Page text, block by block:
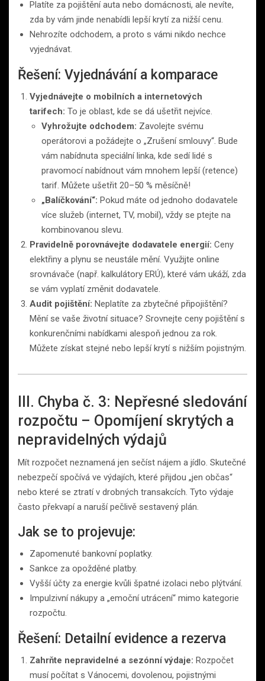
Platíte za pojištění auta nebo domácnosti, ale nevíte,
zda by vám jinde nenabídli lepší krytí za nižší cenu.
Nehrozíte odchodem, a proto s vámi nikdo nechce
vyjednávat.
Řešení: Vyjednávání a komparace
Vyjednávejte o mobilních a internetových
tarifech: To je oblast, kde se dá ušetřit nejvíce.
Vyhrožujte odchodem: Zavolejte svému
operátorovi a požádejte o „Zrušení smlouvy“. Bude
vám nabídnuta speciální linka, kde sedí lidé s
pravomocí nabídnout vám mnohem lepší (retence)
tarif. Můžete ušetřit 20–50 % měsíčně!
„Balíčkování“: Pokud máte od jednoho dodavatele
více služeb (internet, TV, mobil), vždy se ptejte na
kombinovanou slevu.
Pravidelně porovnávejte dodavatele energií: Ceny
elektřiny a plynu se neustále mění. Využijte online
srovnávače (např. kalkulátory ERÚ), které vám ukáží, zda
se vám vyplatí změnit dodavatele.
Audit pojištění: Neplatíte za zbytečné připojištění?
Mění se vaše životní situace? Srovnejte ceny pojištění s
konkurenčními nabídkami alespoň jednou za rok.
Můžete získat stejné nebo lepší krytí s nižším pojistným.
III. Chyba č. 3: Nepřesné sledování
rozpočtu – Opomíjení skrytých a
nepravidelných výdajů
Mít rozpočet neznamená jen sečíst nájem a jídlo. Skutečné
nebezpečí spočívá ve výdajích, které přijdou „jen občas“
nebo které se ztratí v drobných transakcích. Tyto výdaje
často překvapí a naruší pečlivě sestavený plán.
Jak se to projevuje:
Zapomenuté bankovní poplatky.
Sankce za opožděné platby.
Vyšší účty za energie kvůli špatné izolaci nebo plýtvání.
Impulzivní nákupy a „emoční utrácení“ mimo kategorie
rozpočtu.
Řešení: Detailní evidence a rezerva
Zahrňte nepravidelné a sezónní výdaje: Rozpočet
musí počítat s Vánocemi, dovolenou, pojistnými